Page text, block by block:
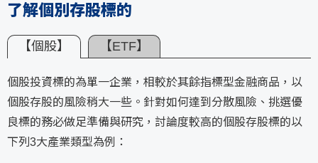
了解個別存股標的
【個股】 【ETF】
個股投資標的為單一企業，相較於其餘指標型金融商品，以
個股存股的風險稍大一些。針對如何達到分散風險、挑選優
良標的務必做足準備與研究，討論度較高的個股存股標的以
下列3大產業類型為例：